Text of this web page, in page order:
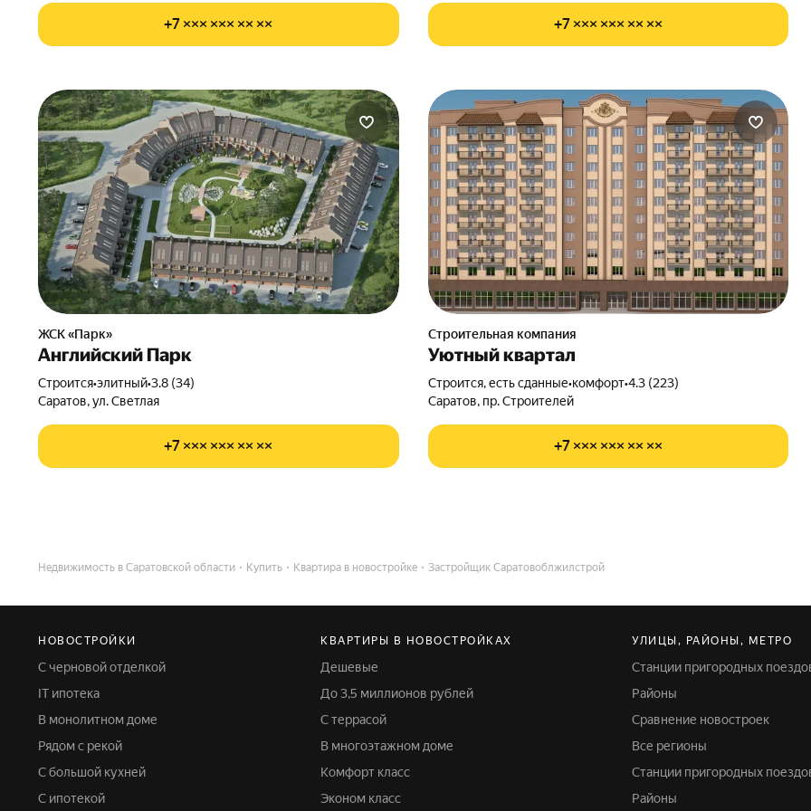
+7 ××× ××× ×× ×× +7 ××× ××× ×× ××
ЖСК «Парк»
Английский Парк
Строится•элитный•3.8 (34)
Саратов, ул. Светлая
+7 ××× ××× ×× ××
Строительная компания
Уютный квартал
Строится, есть сданные•комфорт•4.3 (223)
Саратов, пр. Строителей
+7 ××× ××× ×× ××
Недвижимость в Саратовской области Купить Квартира в новостройке Застройщик Саратовоблжилстрой
НОВОСТРОЙКИ
С черновой отделкой
IT ипотека
В монолитном доме
Рядом с рекой
С большой кухней
С ипотекой
КВАРТИРЫ В НОВОСТРОЙКАХ
Дешевые
До 3,5 миллионов рублей
С террасой
В многоэтажном доме
Комфорт класс
Эконом класс
УЛИЦЫ, РАЙОНЫ, МЕТРО
Станции пригородных
Районы
Сравнение новостроек
Все регионы
Станции пригородных
Районы